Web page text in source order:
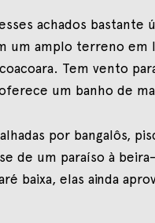
achados bastante
um amplo terreno em
Tem vento
um banho de
por bangalôs,
de um paraíso à
baixa, elas ainda